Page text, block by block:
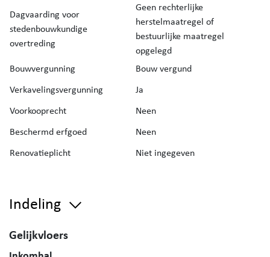
Dagvaarding voor
stedenbouwkundige
overtreding
Geen rechterlijke
herstelmaatregel of
bestuurlijke maatregel
opgelegd
Bouwvergunning
Bouw vergund
Verkavelingsvergunning
Ja
Voorkooprecht
Neen
Beschermd erfgoed
Neen
Renovatieplicht
Niet ingegeven
Indeling
Gelijkvloers